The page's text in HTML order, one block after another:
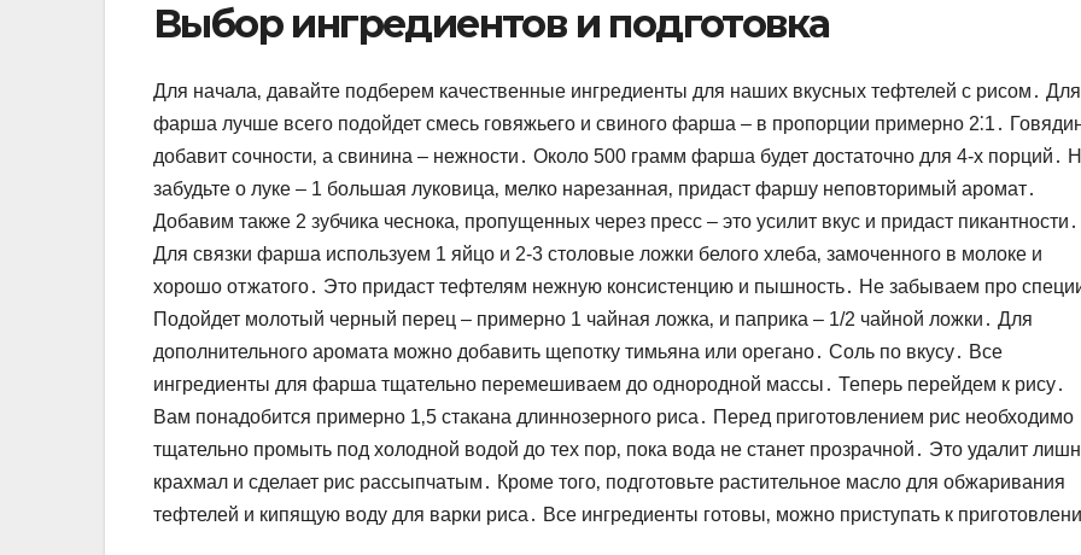
Выбор ингредиентов и подготовка
Для начала‚ давайте подберем качественные ингредиенты для наших вкусных тефтелей с рисом․ Для
фарша лучше всего подойдет смесь говяжьего и свиного фарша – в пропорции примерно 2⁚1․
добавит сочности‚ а свинина – нежности․ Около 500 грамм фарша будет достаточно для 4-х порций․
забудьте о луке – 1 большая луковица‚ мелко нарезанная‚ придаст фаршу неповторимый аромат․
Добавим также 2 зубчика чеснока‚ пропущенных через пресс – это усилит вкус и придаст пикантности․
Для связки фарша используем 1 яйцо и 2-3 столовые ложки белого хлеба‚ замоченного в молоке и
хорошо отжатого․ Это придаст тефтелям нежную консистенцию и пышность․ Не забываем про
Подойдет молотый черный перец – примерно 1 чайная ложка‚ и паприка – 1/2 чайной ложки․ Для
дополнительного аромата можно добавить щепотку тимьяна или орегано․ Соль по вкусу․ Все
ингредиенты для фарша тщательно перемешиваем до однородной массы․ Теперь перейдем к рису․
Вам понадобится примерно 1‚5 стакана длиннозерного риса․ Перед приготовлением рис необходимо
тщательно промыть под холодной водой до тех пор‚ пока вода не станет прозрачной․ Это удалит
крахмал и сделает рис рассыпчатым․ Кроме того‚ подготовьте растительное масло для обжаривания
тефтелей и кипящую воду для варки риса․ Все ингредиенты готовы‚ можно приступать к